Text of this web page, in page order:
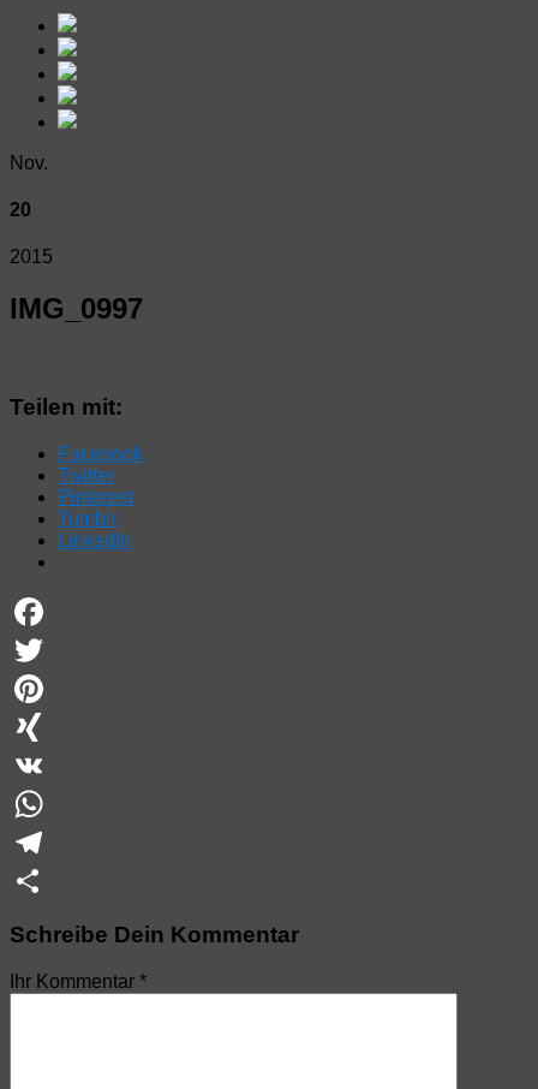
Nov.
20
2015
IMG_0997
Teilen mit:
Facebook
Twitter
Pinterest
Tumblr
LinkedIn
Facebook
Twitter
Pinterest
XING
VK
WhatsApp
Telegram
Schreibe Dein Kommentar
Ihr Kommentar *